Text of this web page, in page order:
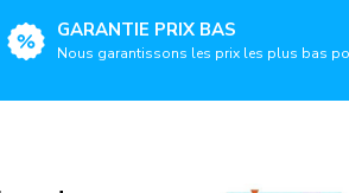
GARANTIE PRIX BAS
Nous garantissons les prix les plus bas